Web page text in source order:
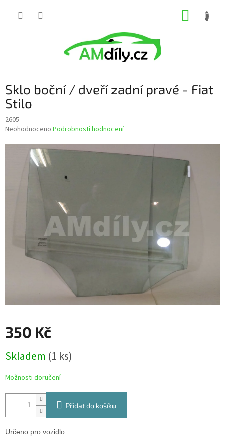
Sklo boční / dveří zadní pravé - Fiat
Stilo
2605
Průměrné
produktu
Neohodnoceno Podrobnosti hodnocení
350 Kč
cena:
Skladem (1 ks)
Možnosti doručení
Přidat do košíku
Určeno pro vozidlo: